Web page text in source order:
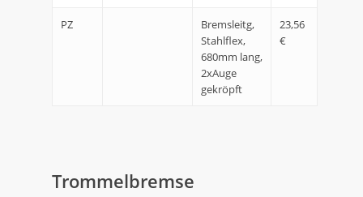
PZ
Bremsleitg,
Stahlflex,
680mm lang,
2xAuge
gekröpft
23,56
€
Trommelbremse